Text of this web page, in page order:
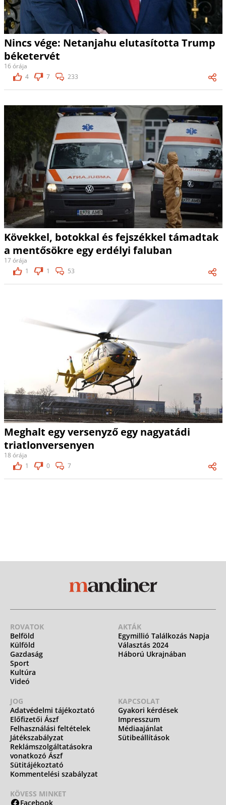
Nincs vége: Netanjahu elutasította Trump
béketervét
16 órája
4
7 233
Kövekkel, botokkal és fejszékkel támadtak
a mentősökre egy erdélyi faluban
17 órája
1
1 53
Meghalt egy versenyző egy nagyatádi
triatlonversenyen
18 órája
1
0 7
ROVATOK
Belföld
Külföld
Gazdaság
Sport
Kultúra
Videó
AKTÁK
Egymillió Találkozás Napja
Választás 2024
Háború Ukrajnában
JOG
Adatvédelmi tájékoztató
Előfizetői Ászf
Felhasználási feltételek
Játékszabályzat
Reklámszolgáltatásokra
vonatkozó Ászf
Sütitájékoztató
Kommentelési szabályzat
KAPCSOLAT
Gyakori kérdések
Impresszum
Médiaajánlat
Sütibeállítások
KÖVESS MINKET
Facebook